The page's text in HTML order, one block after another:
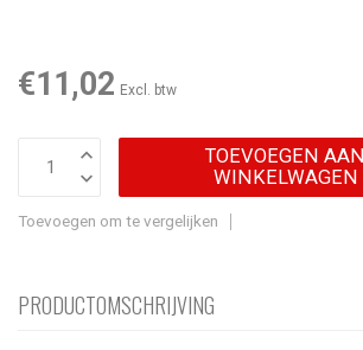
€11,02 Excl. btw
TOEVOEGEN AAN
WINKELWAGEN
Toevoegen om te vergelijken
PRODUCTOMSCHRIJVING